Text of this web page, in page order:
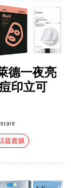
德一夜亮
印立可
題面膜